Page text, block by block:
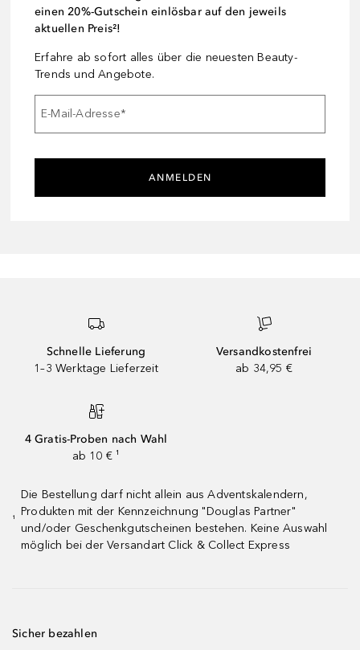
einen 20%-Gutschein einlösbar auf den jeweils
aktuellen Preis²!
Erfahre ab sofort alles über die neuesten Beauty-
Trends und Angebote.
E-Mail-Adresse*
ANMELDEN
Schnelle Lieferung
1–3 Werktage Lieferzeit
Versandkostenfrei
ab 34,95 €
4 Gratis-Proben nach Wahl
ab 10 € ¹
¹
Die Bestellung darf nicht allein aus Adventskalendern,
Produkten mit der Kennzeichnung "Douglas Partner"
und/oder Geschenkgutscheinen bestehen. Keine Auswahl
möglich bei der Versandart Click & Collect Express
Sicher bezahlen